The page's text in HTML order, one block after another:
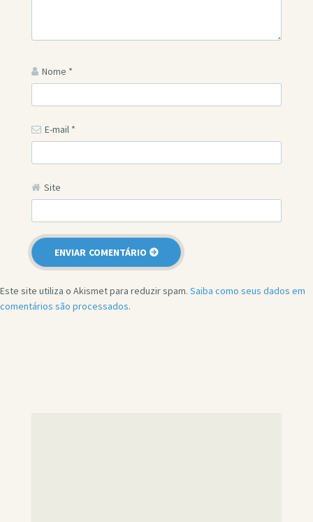
Nome *
E-mail *
Site
Este site utiliza o Akismet para reduzir spam. Saiba como seus dados em
comentários são processados.